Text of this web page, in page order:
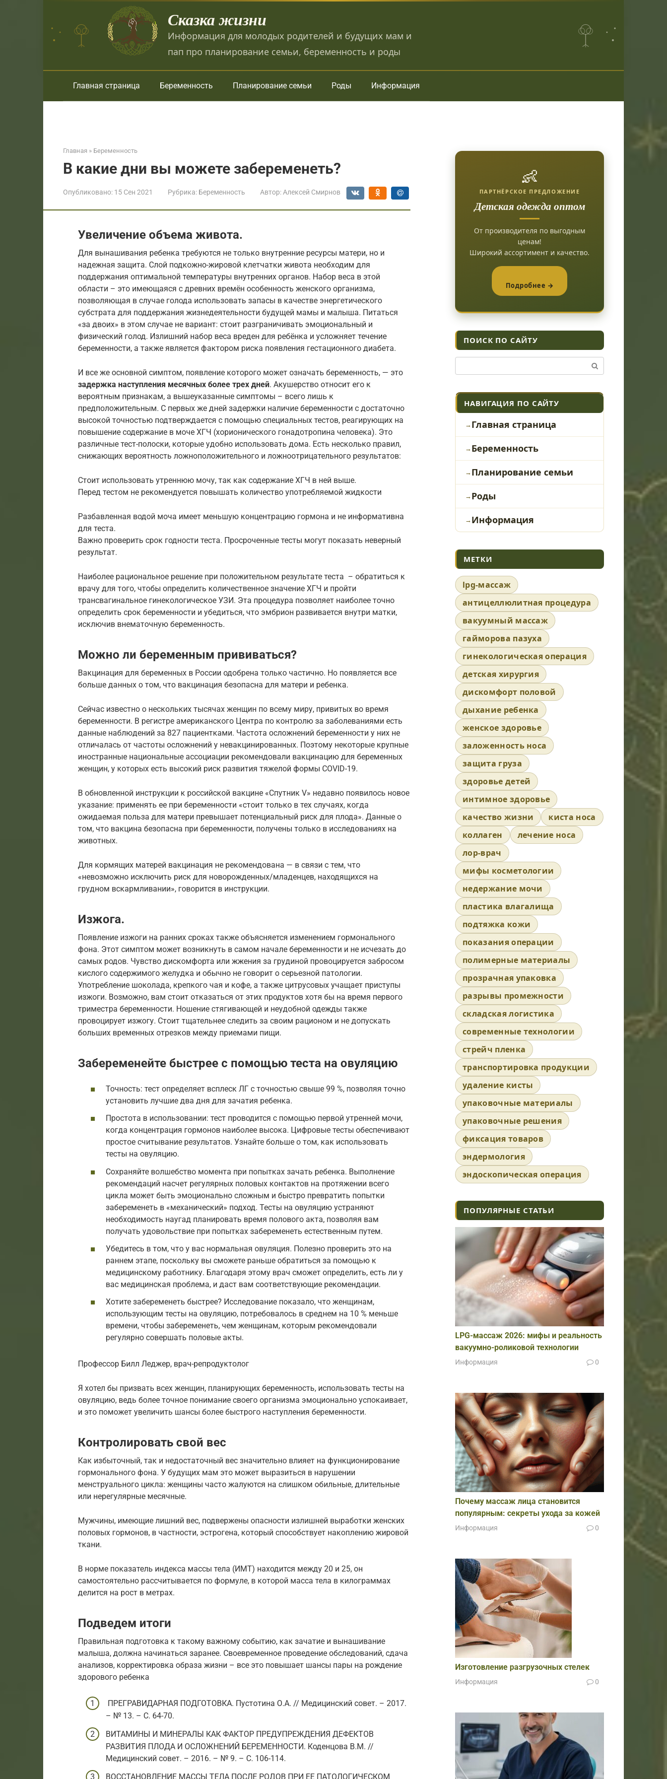
Сказка жизни
Информация для молодых родителей и будущих мам и
пап про планирование семьи, беременность и роды
Главная страница Беременность Планирование семьи Роды Информация
Главная » Беременность
В какие дни вы можете забеременеть?
Опубликовано: 15 Сен 2021 Рубрика: Беременность Автор: Алексей Смирнов
Увеличение объема живота.
Для вынашивания ребенка требуются не только внутренние ресурсы матери, но и
надежная защита. Слой подкожно-жировой клетчатки живота необходим для
поддержания оптимальной температуры внутренних органов. Набор веса в этой
области – это имеющаяся с древних времён особенность женского организма,
позволяющая в случае голода использовать запасы в качестве энергетического
субстрата для поддержания жизнедеятельности будущей мамы и малыша. Питаться
«за двоих» в этом случае не вариант: стоит разграничивать эмоциональный и
физический голод. Излишний набор веса вреден для ребёнка и усложняет течение
беременности, а также является фактором риска появления гестационного диабета.
И все же основной симптом, появление которого может означать беременность, — это
задержка наступления месячных более трех дней. Акушерство относит его к
вероятным признакам, а вышеуказанные симптомы – всего лишь к
предположительным. С первых же дней задержки наличие беременности с достаточно
высокой точностью подтверждается с помощью специальных тестов, реагирующих на
повышение содержание в моче ХГЧ (хорионического гонадотропина человека). Это
различные тест-полоски, которые удобно использовать дома. Есть несколько правил,
снижающих вероятность ложноположительного и ложноотрицательного результатов:
Стоит использовать утреннюю мочу, так как содержание ХГЧ в ней выше.
Перед тестом не рекомендуется повышать количество употребляемой жидкости
Разбавленная водой моча имеет меньшую концентрацию гормона и не информативна
для теста.
Важно проверить срок годности теста. Просроченные тесты могут показать неверный
результат.
Наиболее рациональное решение при положительном результате теста – обратиться к
врачу для того, чтобы определить количественное значение ХГЧ и пройти
трансвагинальное гинекологическое УЗИ. Эта процедура позволяет наиболее точно
определить срок беременности и убедиться, что эмбрион развивается внутри матки,
исключив внематочную беременность.
Можно ли беременным прививаться?
Вакцинация для беременных в России одобрена только частично. Но появляется все
больше данных о том, что вакцинация безопасна для матери и ребенка.
Сейчас известно о нескольких тысячах женщин по всему миру, привитых во время
беременности. В регистре американского Центра по контролю за заболеваниями есть
данные наблюдений за 827 пациентками. Частота осложнений беременности у них не
отличалась от частоты осложнений у невакцинированных. Поэтому некоторые крупные
иностранные национальные ассоциации рекомендовали вакцинацию для беременных
женщин, у которых есть высокий риск развития тяжелой формы COVID-19.
В обновленной инструкции к российской вакцине «Спутник V» недавно появилось новое
указание: применять ее при беременности «стоит только в тех случаях, когда
ожидаемая польза для матери превышает потенциальный риск для плода». Данные о
том, что вакцина безопасна при беременности, получены только в исследованиях на
животных.
Для кормящих матерей вакцинация не рекомендована — в связи с тем, что
«невозможно исключить риск для новорожденных/младенцев, находящихся на
грудном вскармливании», говорится в инструкции.
Изжога.
Появление изжоги на ранних сроках также объясняется изменением гормонального
фона. Этот симптом может возникнуть в самом начале беременности и не исчезать до
самых родов. Чувство дискомфорта или жжения за грудиной провоцируется забросом
кислого содержимого желудка и обычно не говорит о серьезной патологии.
Употребление шоколада, крепкого чая и кофе, а также цитрусовых учащает приступы
изжоги. Возможно, вам стоит отказаться от этих продуктов хотя бы на время первого
триместра беременности. Ношение стягивающей и неудобной одежды также
провоцирует изжогу. Стоит тщательнее следить за своим рационом и не допускать
больших временных отрезков между приемами пищи.
Забеременейте быстрее с помощью теста на овуляцию
Точность: тест определяет всплеск ЛГ с точностью свыше 99 %, позволяя точно
установить лучшие два дня для зачатия ребенка.
Простота в использовании: тест проводится с помощью первой утренней мочи,
когда концентрация гормонов наиболее высока. Цифровые тесты обеспечивают
простое считывание результатов. Узнайте больше о том, как использовать
тесты на овуляцию.
Сохраняйте волшебство момента при попытках зачать ребенка. Выполнение
рекомендаций насчет регулярных половых контактов на протяжении всего
цикла может быть эмоционально сложным и быстро превратить попытки
забеременеть в «механический» подход. Тесты на овуляцию устраняют
необходимость наугад планировать время полового акта, позволяя вам
получать удовольствие при попытках забеременеть естественным путем.
Убедитесь в том, что у вас нормальная овуляция. Полезно проверить это на
раннем этапе, поскольку вы сможете раньше обратиться за помощью к
медицинскому работнику. Благодаря этому врач сможет определить, есть ли у
вас медицинская проблема, и даст вам соответствующие рекомендации.
Хотите забеременеть быстрее? Исследование показало, что женщинам,
использующим тесты на овуляцию, потребовалось в среднем на 10 % меньше
времени, чтобы забеременеть, чем женщинам, которым рекомендовали
регулярно совершать половые акты.
Профессор Билл Леджер, врач-репродуктолог
Я хотел бы призвать всех женщин, планирующих беременность, использовать тесты на
овуляцию, ведь более точное понимание своего организма эмоционально успокаивает,
и это поможет увеличить шансы более быстрого наступления беременности.
Контролировать свой вес
Как избыточный, так и недостаточный вес значительно влияет на функционирование
гормонального фона. У будущих мам это может выразиться в нарушении
менструального цикла: женщины часто жалуются на слишком обильные, длительные
или нерегулярные месячные.
Мужчины, имеющие лишний вес, подвержены опасности излишней выработки женских
половых гормонов, в частности, эстрогена, который способствует накоплению жировой
ткани.
В норме показатель индекса массы тела (ИМТ) находится между 20 и 25, он
самостоятельно рассчитывается по формуле, в которой масса тела в килограммах
делится на рост в метрах.
Подведем итоги
Правильная подготовка к такому важному событию, как зачатие и вынашивание
малыша, должна начинаться заранее. Своевременное проведение обследований, сдача
анализов, корректировка образа жизни – все это повышает шансы пары на рождение
здорового ребенка
ПРЕГРАВИДАРНАЯ ПОДГОТОВКА. Пустотина О.А. // Медицинский совет. – 2017.
– № 13. – С. 64-70.
ВИТАМИНЫ И МИНЕРАЛЫ КАК ФАКТОР ПРЕДУПРЕЖДЕНИЯ ДЕФЕКТОВ
РАЗВИТИЯ ПЛОДА И ОСЛОЖНЕНИЙ БЕРЕМЕННОСТИ. Коденцова В.М. //
Медицинский совет. – 2016. – № 9. – С. 106-114.
ВОССТАНОВЛЕНИЕ МАССЫ ТЕЛА ПОСЛЕ РОДОВ ПРИ ЕЕ ПАТОЛОГИЧЕСКОМ
👶
ПАРТНЁРСКОЕ ПРЕДЛОЖЕНИЕ
Детская одежда оптом
От производителя по выгодным
ценам!
Широкий ассортимент и качество.
Подробнее →
ПОИСК ПО САЙТУ
НАВИГАЦИЯ ПО САЙТУ
Главная страница
Беременность
Планирование семьи
Роды
Информация
МЕТКИ
lpg-массаж
антицеллюлитная процедура
вакуумный массаж
гайморова пазуха
гинекологическая операция
детская хирургия
дискомфорт половой
дыхание ребенка
женское здоровье
заложенность носа
защита груза
здоровье детей
интимное здоровье
качество жизни
киста носа
коллаген
лечение носа
лор-врач
мифы косметологии
недержание мочи
пластика влагалища
подтяжка кожи
показания операции
полимерные материалы
прозрачная упаковка
разрывы промежности
складская логистика
современные технологии
стрейч пленка
транспортировка продукции
удаление кисты
упаковочные материалы
упаковочные решения
фиксация товаров
эндермология
эндоскопическая операция
ПОПУЛЯРНЫЕ СТАТЬИ
LPG-массаж 2026: мифы и реальность
вакуумно-роликовой технологии
Информация 0
Почему массаж лица становится
популярным: секреты ухода за кожей
Информация 0
Изготовление разгрузочных стелек
Информация 0